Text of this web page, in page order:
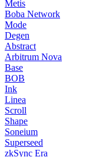
Metis
Boba Network
Mode
Degen
Abstract
Arbitrum Nova
Base
BOB
Ink
Linea
Scroll
Shape
Soneium
Superseed
zkSync Era